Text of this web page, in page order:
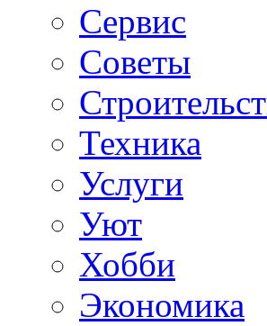
Сервис
Советы
Техника
Услуги
Уют
Хобби
Экономика